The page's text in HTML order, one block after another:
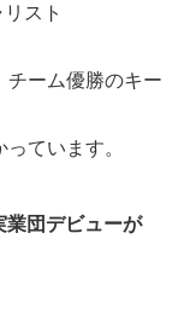
スト
チーム優勝のキー
ています。
団デビューが